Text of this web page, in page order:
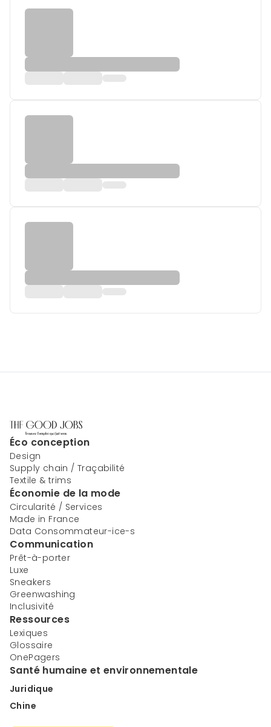
Éco conception
Design
Supply chain / Traçabilité
Textile & trims
Économie de la mode
Circularité / Services
Made in France
Data Consommateur-ice-s
Communication
Prêt-à-porter
Luxe
Sneakers
Greenwashing
Inclusivité
Ressources
Lexiques
Glossaire
OnePagers
Santé humaine et environnementale
Juridique
Chine